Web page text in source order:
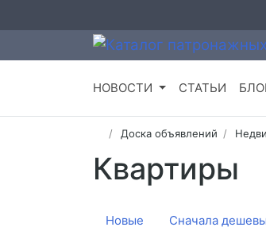
НОВОСТИ СТАТЬИ
Доска объявлений
Квартиры
Новые Сначала